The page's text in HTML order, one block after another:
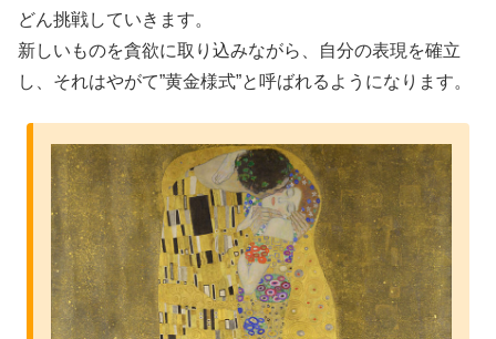
どん挑戦していきます。
新しいものを貪欲に取り込みながら、自分の表現を確立
し、それはやがて”黄金様式”と呼ばれるようになります。